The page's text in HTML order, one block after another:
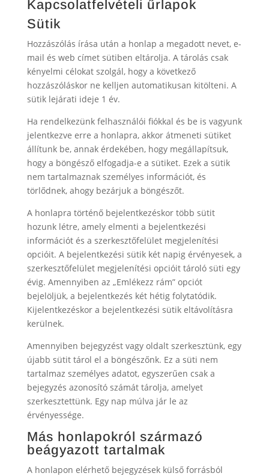
Kapcsolatfelvételi űrlapok
Sütik
Hozzászólás írása után a honlap a megadott nevet, e-
mail és web címet sütiben eltárolja. A tárolás csak
kényelmi célokat szolgál, hogy a következő
hozzászóláskor ne kelljen automatikusan kitölteni. A
sütik lejárati ideje 1 év.
Ha rendelkezünk felhasználói fiókkal és be is vagyunk
jelentkezve erre a honlapra, akkor átmeneti sütiket
állítunk be, annak érdekében, hogy megállapítsuk,
hogy a böngésző elfogadja-e a sütiket. Ezek a sütik
nem tartalmaznak személyes információt, és
törlődnek, ahogy bezárjuk a böngészőt.
A honlapra történő bejelentkezéskor több sütit
hozunk létre, amely elmenti a bejelentkezési
információt és a szerkesztőfelület megjelenítési
opcióit. A bejelentkezési sütik két napig érvényesek, a
szerkesztőfelület megjelenítési opcióit tároló süti egy
évig. Amennyiben az „Emlékezz rám” opciót
bejelöljük, a bejelentkezés két hétig folytatódik.
Kijelentkezéskor a bejelentkezési sütik eltávolításra
kerülnek.
Amennyiben bejegyzést vagy oldalt szerkesztünk, egy
újabb sütit tárol el a böngészőnk. Ez a süti nem
tartalmaz személyes adatot, egyszerűen csak a
bejegyzés azonosító számát tárolja, amelyet
szerkesztettünk. Egy nap múlva jár le az
érvényessége.
Más honlapokról származó
beágyazott tartalmak
A honlapon elérhető bejegyzések külső forrásból